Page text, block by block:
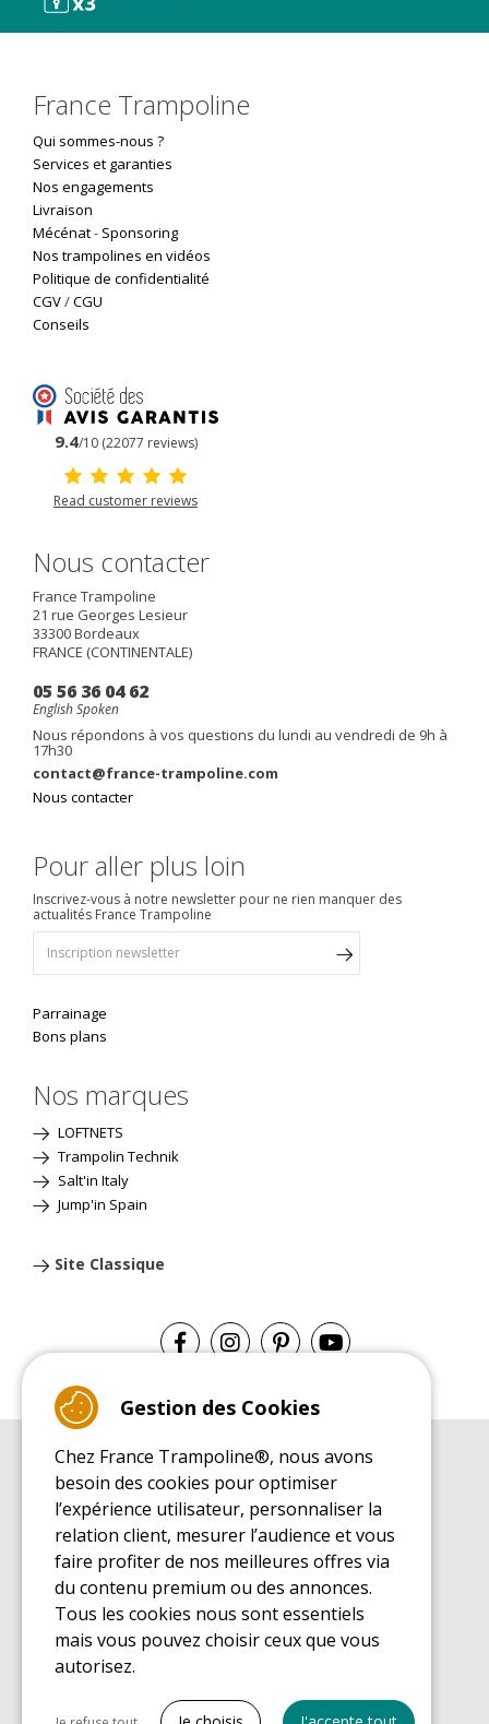
France Trampoline
Qui sommes-nous ?
Services et garanties
Nos engagements
Livraison
Mécénat- Sponsoring
Nos trampolines en vidéos
Politique de confidentialité
CGV/CGU
Conseils
9.4/10 (22077 reviews)
Read customer reviews
Nous contacter
France Trampoline
21 rue Georges Lesieur
33300Bordeaux
FRANCE (CONTINENTALE)
05 56 36 04 62
English Spoken
Nous répondons à vos questions du lundi au vendredi de 9h à
17h30
contact@france-trampoline.com
Nous contacter
Pour aller plus loin
Inscrivez-vous à notre newsletter pour ne rien manquer des
actualités France Trampoline
Parrainage
Bons plans
Nos marques
LOFTNETS
Trampolin Technik
Salt'in Italy
Jump'in Spain
Site Classique
GUIDE D'ACHAT
Guide d'achat pour les trampolines de loisirs
GUIDE DE MONTAGE
Guide de montage pour les trampolines de loisirs
GUIDE D'ENTRETIEN
Guide d'entretien des trampolines de loisirs
GUIDE DÉCOUVERTE
Guide de découverte des trampolines de loisirs
GUIDE D'ACHAT PIÈCES DE RECHANGE
Gestion des Cookies
Chez France Trampoline®, nous avons
besoin des cookies pour optimiser
l’expérience utilisateur, personnaliser la
relation client, mesurer l’audience et vous
faire profiter de nos meilleures offres via
du contenu premium ou des annonces.
Tous les cookies nous sont essentiels
mais vous pouvez choisir ceux que vous
autorisez.